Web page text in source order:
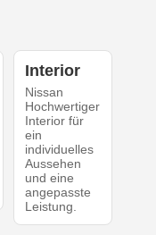
Interior
Nissan
Hochwertiger
Interior für
ein
individuelles
Aussehen
und eine
angepasste
Leistung.